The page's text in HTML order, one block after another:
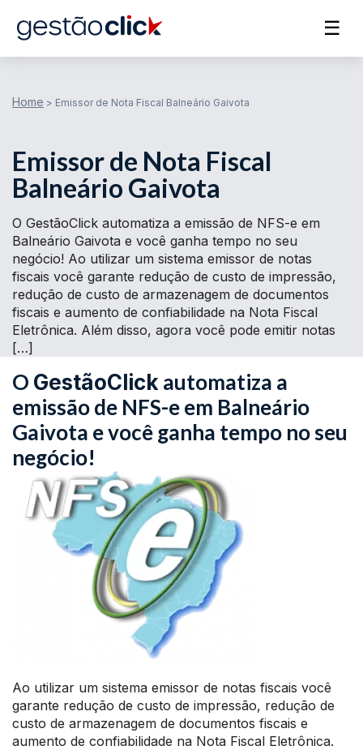
☰
Home > Emissor de Nota Fiscal Balneário Gaivota
Emissor de Nota Fiscal
Balneário Gaivota
O GestãoClick automatiza a emissão de NFS-e em
Balneário Gaivota e você ganha tempo no seu
negócio! Ao utilizar um sistema emissor de notas
fiscais você garante redução de custo de impressão,
redução de custo de armazenagem de documentos
fiscais e aumento de confiabilidade na Nota Fiscal
Eletrônica. Além disso, agora você pode emitir notas
[…]
O GestãoClick automatiza a
emissão de NFS-e em Balneário
Gaivota e você ganha tempo no seu
negócio!
Ao utilizar um sistema emissor de notas fiscais você
garante redução de custo de impressão, redução de
custo de armazenagem de documentos fiscais e
aumento de confiabilidade na Nota Fiscal Eletrônica.